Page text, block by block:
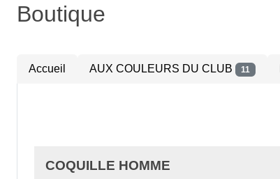
Boutique
Accueil AUX COULEURS DU CLUB 11
COQUILLE HOMME